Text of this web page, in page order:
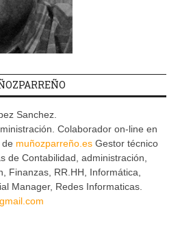
Sanchez.
Colaborador on-line en
muñozparreño.es Gestor técnico
de Contabilidad, administración,
Finanzas, RR.HH, Informática,
Manager, Redes Informaticas.